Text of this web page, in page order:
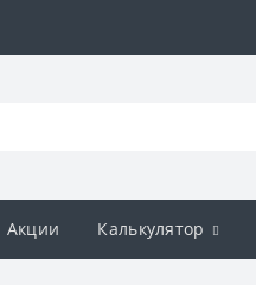
Акции Калькулятор